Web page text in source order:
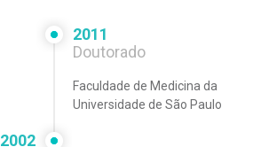
2011
Doutorado
Faculdade de Medicina da
Universidade de São Paulo
2002